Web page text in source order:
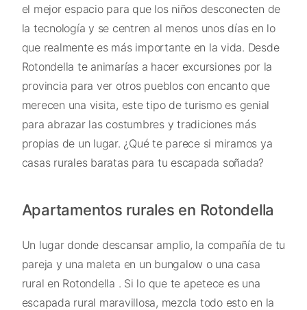
el mejor espacio para que los niños desconecten de
la tecnología y se centren al menos unos días en lo
que realmente es más importante en la vida. Desde
Rotondella te animarías a hacer excursiones por la
provincia para ver otros pueblos con encanto que
merecen una visita, este tipo de turismo es genial
para abrazar las costumbres y tradiciones más
propias de un lugar. ¿Qué te parece si miramos ya
casas rurales baratas para tu escapada soñada?
Apartamentos rurales en Rotondella
Un lugar donde descansar amplio, la compañía de tu
pareja y una maleta en un bungalow o una casa
rural en Rotondella . Si lo que te apetece es una
escapada rural maravillosa, mezcla todo esto en la